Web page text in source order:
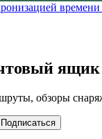
времени
ящик
обзоры
Подписаться